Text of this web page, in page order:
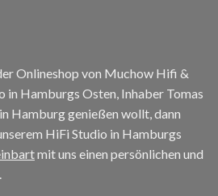
Onlineshop von Muchow Hifi &
in Hamburgs Osten, Inhaber Tomas
Hamburg genießen wollt, dann
HiFi Studio in Hamburgs
mit uns einen persönlichen und